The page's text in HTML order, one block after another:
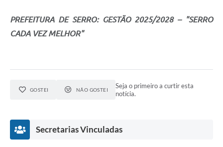
PREFEITURA DE SERRO: GESTÃO 2025/2028 – "SERRO
CADA VEZ MELHOR"
GOSTEI NÃO GOSTEI
Seja o primeiro a curtir esta
notícia.
Secretarias Vinculadas